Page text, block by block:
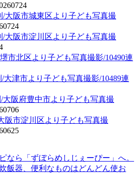
/大阪市城東区より子ども写真撮
/大阪市淀川区より子ども写真撮
市北区より子ども写真撮影/10490連
大津市より子ども写真撮影/10489連
阪府豊中市より子ども写真撮
阪市淀川区より子ども写真撮
なら「ずぼらめしじぇーぴー」へ。
飯器、便利なものはどんどん使お